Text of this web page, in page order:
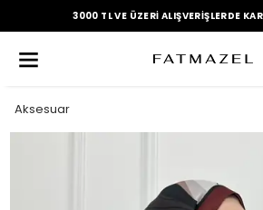
3000 TL VE ÜZERI ALIŞVERIŞLERDE
Aksesuar